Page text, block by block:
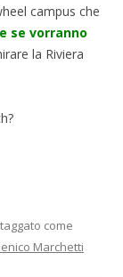
campus che
se vorranno
la Riviera
come
Marchetti